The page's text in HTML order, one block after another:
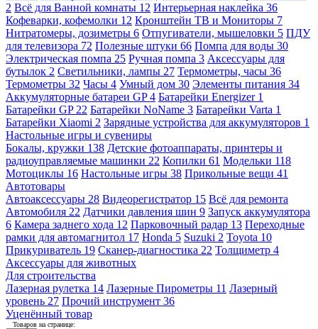
2 Всё для Ванной комнаты 12 Интерьерная наклейка 36
Кофеварки, кофемолки 12 Кронштейн ТВ и Мониторы 7
Нитратомеры, дозиметры 6 Отпугиватели, мышеловки 5 ПДУ
для телевизора 72 Полезные штуки 66 Помпа для воды 30
Электрическая помпа 25 Ручная помпа 3 Аксессуары для
бутылок 2 Светильники, лампы 27 Термометры, часы 36
Термометры 32 Часы 4 Умный дом 30 Элементы питания 34
Аккумуляторные батареи GP4 Батарейки Energizer 1
Батарейки GP 22 Батарейки NoName 3 Батарейки Varta 1
Батарейки Xiaomi 2 Зарядные устройства для аккумуляторов 1
Настольные игры и сувениры
Бокалы, кружки 138 Детские фотоаппараты, принтеры и
радиоуправляемые машинки 22 Копилки 61 Модельки 118
Мотоциклы 16 Настольные игры 38 Прикольные вещи 41
Автотовары
Автоаксессуары 28 Видеорегистратор 15 Всё для ремонта
Автомобиля 22 Датчики давления шин 9 Запуск аккумулятора
6 Камера заднего хода 12 Парковочный радар 13 Переходные
рамки для автомагнитол 17 Honda 5 Suzuki 2 Toyota 10
Прикуриватель 19 Сканер-диагностика 22 Толщиметр 4
Аксессуары для животных
Для строительства
Лазерная рулетка 14 Лазерные Пирометры 11 Лазерный
уровень 27 Прочий инструмент 36
Уценённый товар
Товаров на странице: